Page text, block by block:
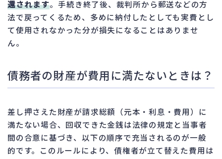
還されます。手続き終了後、裁判所から郵送などの方
法で戻ってくるため、多めに納付したとしても実費とし
て使用されなかった分が損失になることはありませ
ん。
債務者の財産が費用に満たないときは？
差し押さえた財産が請求総額（元本・利息・費用）に
満たない場合、回収できた金銭は法律の規定と当事者
間の合意に基づき、以下の順序で充当されるのが一般
的です。このルールにより、債権者が立て替えた費用は